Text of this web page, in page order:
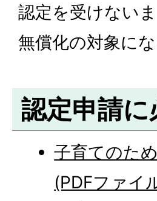
認定を受けない
無償化の対象に
認定申請
子育てのた
(PDFファイ